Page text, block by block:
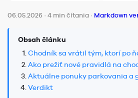
06.05.2026 · 4 min čítania · Markdown
Obsah článku
Chodník sa vrátil tým, ktorí po
Ako prežiť nové pravidlá na
Aktuálne ponuky parkovania a
Verdikt